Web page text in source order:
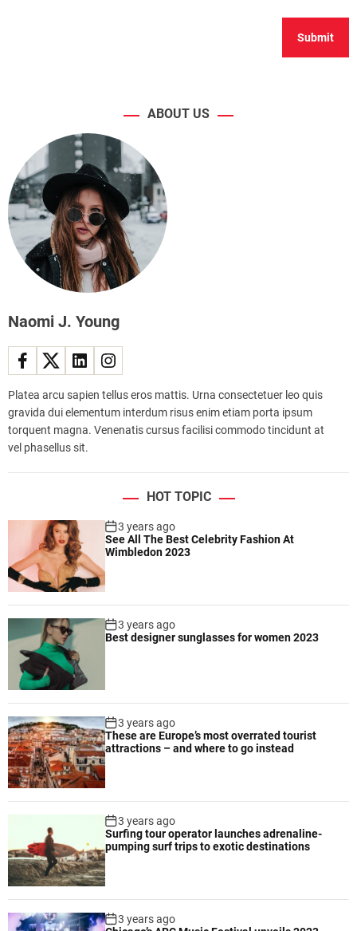
ABOUT US
Naomi J. Young
Platea arcu sapien tellus eros mattis. Urna consectetuer leo quis
gravida dui elementum interdum risus enim etiam porta ipsum
torquent magna. Venenatis cursus facilisi commodo tincidunt at
vel phasellus sit.
HOT TOPIC
3 years ago
See All The Best Celebrity Fashion At
Wimbledon 2023
3 years ago
Best designer sunglasses for women 2023
3 years ago
These are Europe’s most overrated tourist
attractions – and where to go instead
3 years ago
Surfing tour operator launches adrenaline-
pumping surf trips to exotic destinations
3 years ago